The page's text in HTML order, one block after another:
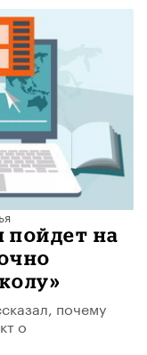
пойдет на
почему
о